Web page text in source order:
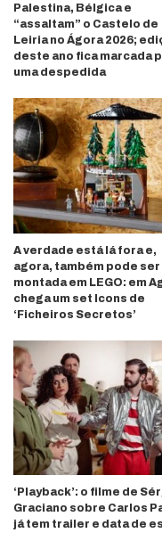
Palestina, Bélgica e
“assaltam” o Castelo de
Leiria no Ágora 2026;
deste ano fica marcada
uma despedida
A verdade está lá fora e,
agora, também pode ser
montada em LEGO: em
chega um set Icons de
‘Ficheiros Secretos’
‘Playback’: o filme de
Graciano sobre Carlos
já tem trailer e data de